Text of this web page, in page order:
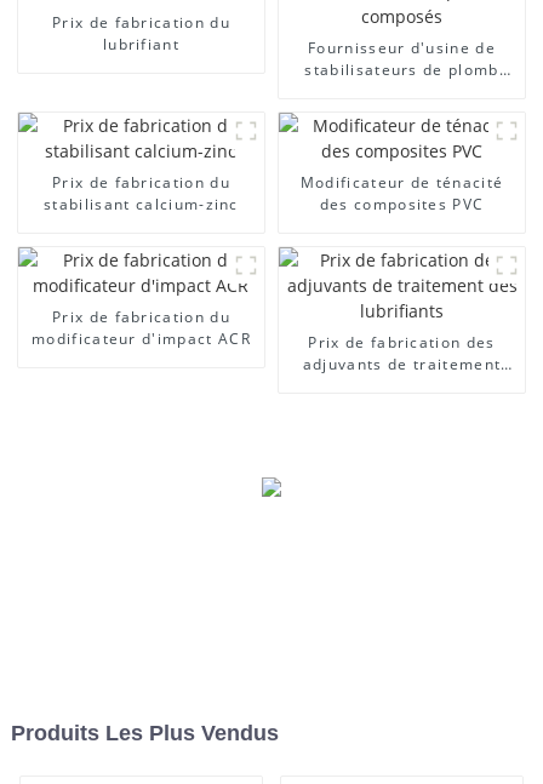
Prix ​​de fabrication du
lubrifiant
Fournisseur d'usine de
stabilisateurs de plomb
Prix ​​de fabrication du
stabilisant calcium-zinc
Modificateur de ténacité
des composites PVC
Prix ​​de fabrication du
modificateur d'impact ACR
Prix ​​de fabrication des
adjuvants de traitement
Produits Les Plus Vendus